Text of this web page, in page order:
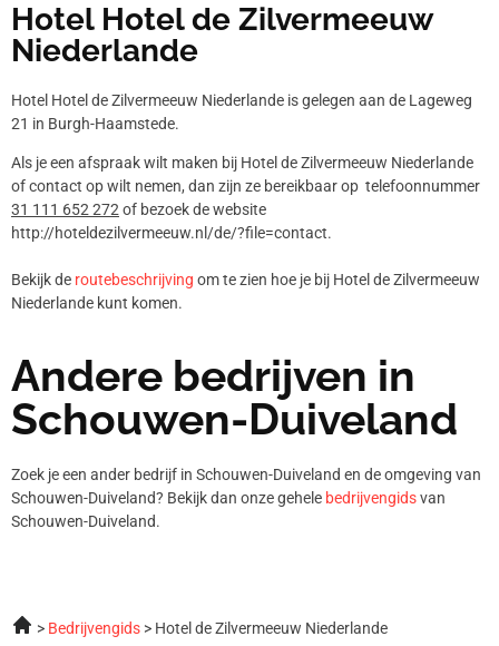
Hotel Hotel de Zilvermeeuw
Niederlande
Hotel Hotel de Zilvermeeuw Niederlande is gelegen aan de Lageweg
21 in Burgh-Haamstede.
Als je een afspraak wilt maken bij Hotel de Zilvermeeuw Niederlande
of contact op wilt nemen, dan zijn ze bereikbaar op telefoonnummer
31 111 652 272of bezoek de website
http://hoteldezilvermeeuw.nl/de/?file=contact.
Bekijk de routebeschrijving om te zien hoe je bij Hotel de Zilvermeeuw
Niederlande kunt komen.
Andere bedrijven in
Schouwen-Duiveland
Zoek je een ander bedrijf in Schouwen-Duiveland en de omgeving van
Schouwen-Duiveland? Bekijk dan onze gehele bedrijvengidsvan
Schouwen-Duiveland.
Bedrijvengids Hotel de Zilvermeeuw Niederlande